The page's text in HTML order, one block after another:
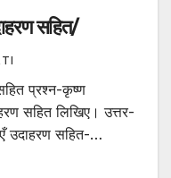
सहित/
प्रश्न-कृष्ण
सहित लिखिए। उत्तर-
उदाहरण सहित-…